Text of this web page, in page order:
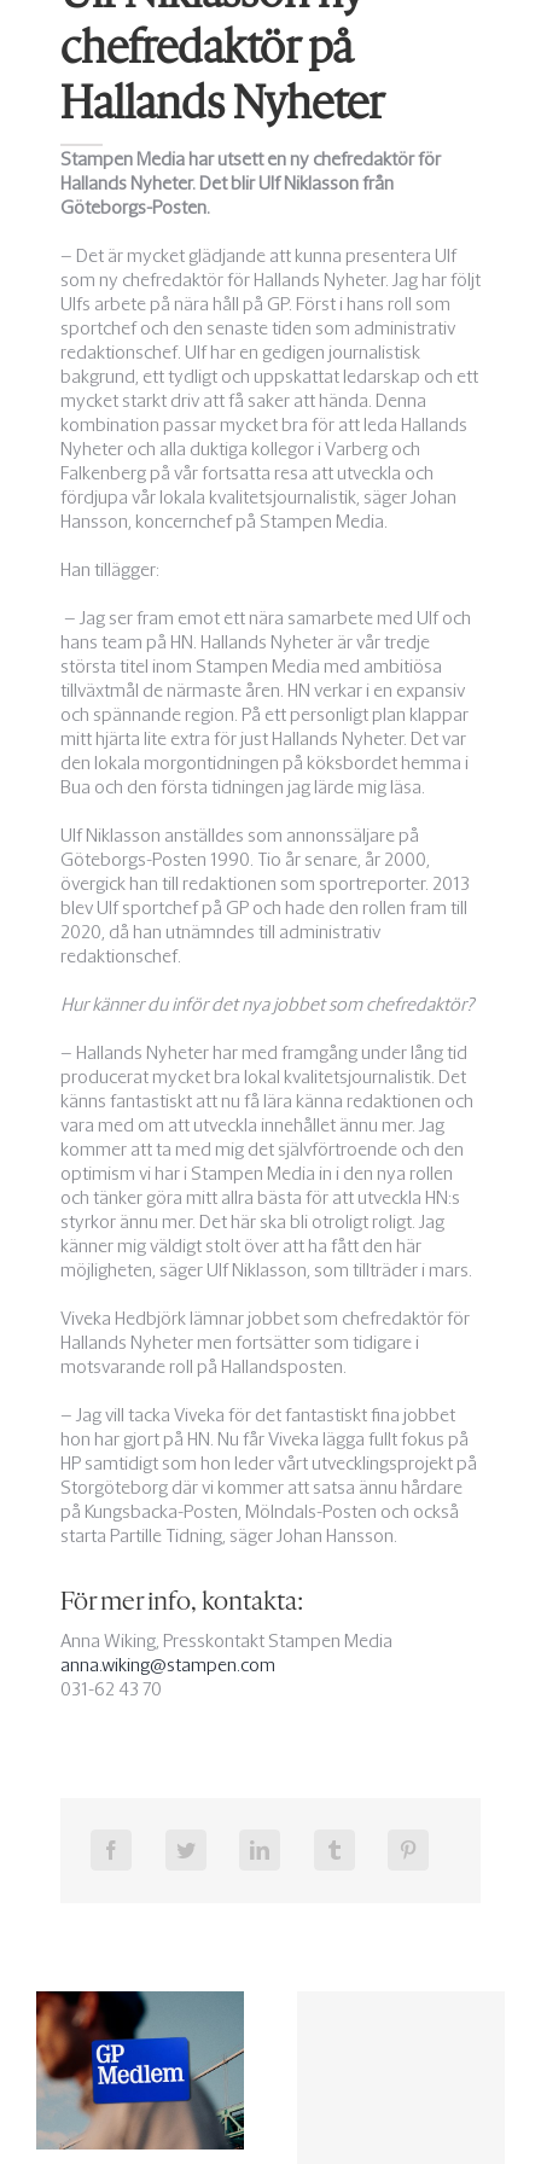
chefredaktör på
Hallands Nyheter
Stampen Media har utsett en ny chefredaktör för
Hallands Nyheter. Det blir Ulf Niklasson från
Göteborgs-Posten.
– Det är mycket glädjande att kunna presentera Ulf
som ny chefredaktör för Hallands Nyheter. Jag har följt
Ulfs arbete på nära håll på GP. Först i hans roll som
sportchef och den senaste tiden som administrativ
redaktionschef. Ulf har en gedigen journalistisk
bakgrund, ett tydligt och uppskattat ledarskap och ett
mycket starkt driv att få saker att hända. Denna
kombination passar mycket bra för att leda Hallands
Nyheter och alla duktiga kollegor i Varberg och
Falkenberg på vår fortsatta resa att utveckla och
fördjupa vår lokala kvalitetsjournalistik, säger Johan
Hansson, koncernchef på Stampen Media.
Han tillägger:
– Jag ser fram emot ett nära samarbete med Ulf och
hans team på HN. Hallands Nyheter är vår tredje
största titel inom Stampen Media med ambitiösa
tillväxtmål de närmaste åren. HN verkar i en expansiv
och spännande region. På ett personligt plan klappar
mitt hjärta lite extra för just Hallands Nyheter. Det var
den lokala morgontidningen på köksbordet hemma i
Bua och den första tidningen jag lärde mig läsa.
Ulf Niklasson anställdes som annonssäljare på
Göteborgs-Posten 1990. Tio år senare, år 2000,
övergick han till redaktionen som sportreporter. 2013
blev Ulf sportchef på GP och hade den rollen fram till
2020, då han utnämndes till administrativ
redaktionschef.
Hur känner du inför det nya jobbet som chefredaktör?
– Hallands Nyheter har med framgång under lång tid
producerat mycket bra lokal kvalitetsjournalistik. Det
känns fantastiskt att nu få lära känna redaktionen och
vara med om att utveckla innehållet ännu mer. Jag
kommer att ta med mig det självförtroende och den
optimism vi har i Stampen Media in i den nya rollen
och tänker göra mitt allra bästa för att utveckla HN:s
styrkor ännu mer. Det här ska bli otroligt roligt. Jag
känner mig väldigt stolt över att ha fått den här
möjligheten, säger Ulf Niklasson, som tillträder i mars.
Viveka Hedbjörk lämnar jobbet som chefredaktör för
Hallands Nyheter men fortsätter som tidigare i
motsvarande roll på Hallandsposten.
– Jag vill tacka Viveka för det fantastiskt fina jobbet
hon har gjort på HN. Nu får Viveka lägga fullt fokus på
HP samtidigt som hon leder vårt utvecklingsprojekt på
Storgöteborg där vi kommer att satsa ännu hårdare
på Kungsbacka-Posten, Mölndals-Posten och också
starta Partille Tidning, säger Johan Hansson.
För mer info, kontakta:
Anna Wiking, Presskontakt Stampen Media
anna.wiking@stampen.com
031-62 43 70